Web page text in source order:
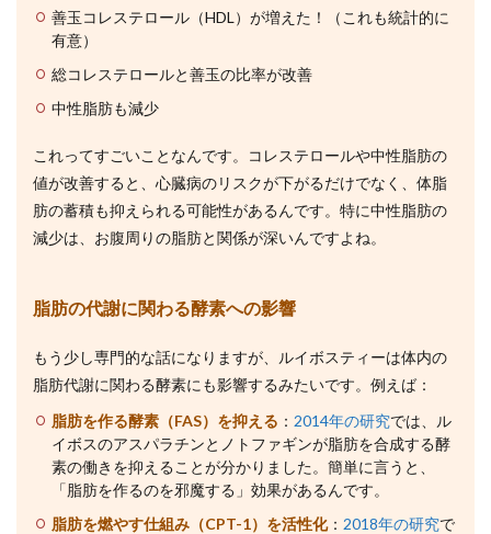
善玉コレステロール（HDL）が増えた！（これも統計的に
有意）
総コレステロールと善玉の比率が改善
中性脂肪も減少
これってすごいことなんです。コレステロールや中性脂肪の
値が改善すると、心臓病のリスクが下がるだけでなく、体脂
肪の蓄積も抑えられる可能性があるんです。特に中性脂肪の
減少は、お腹周りの脂肪と関係が深いんですよね。
脂肪の代謝に関わる酵素への影響
もう少し専門的な話になりますが、ルイボスティーは体内の
脂肪代謝に関わる酵素にも影響するみたいです。例えば：
脂肪を作る酵素（FAS）を抑える ： 2014年の研究では、ル
イボスのアスパラチンとノトファギンが脂肪を合成する酵
素の働きを抑えることが分かりました。簡単に言うと、
「脂肪を作るのを邪魔する」効果があるんです。
脂肪を燃やす仕組み（CPT-1）を活性化： 2018年の研究で